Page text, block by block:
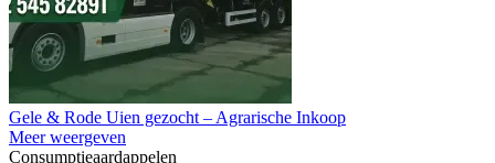
Gele & Rode Uien gezocht – Agrarische Inkoop
Meer weergeven
Consumptieaardappelen